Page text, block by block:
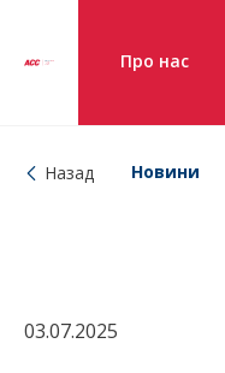
Про нас
Назад Новини
03.07.2025